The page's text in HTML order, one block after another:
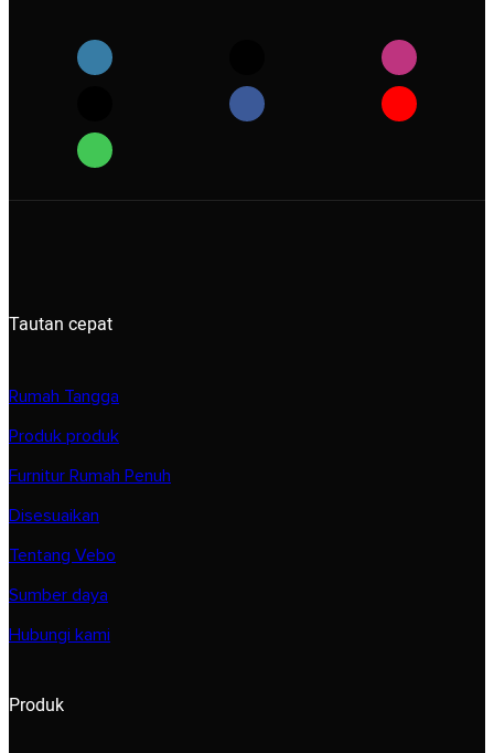
Tautan cepat
Rumah Tangga
Produk produk
Furnitur Rumah Penuh
Disesuaikan
Tentang Vebo
Sumber daya
Hubungi kami
Produk